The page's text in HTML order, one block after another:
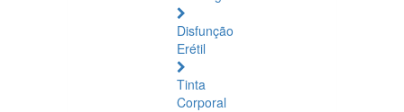
Disfunção
Erétil
Tinta
Corporal